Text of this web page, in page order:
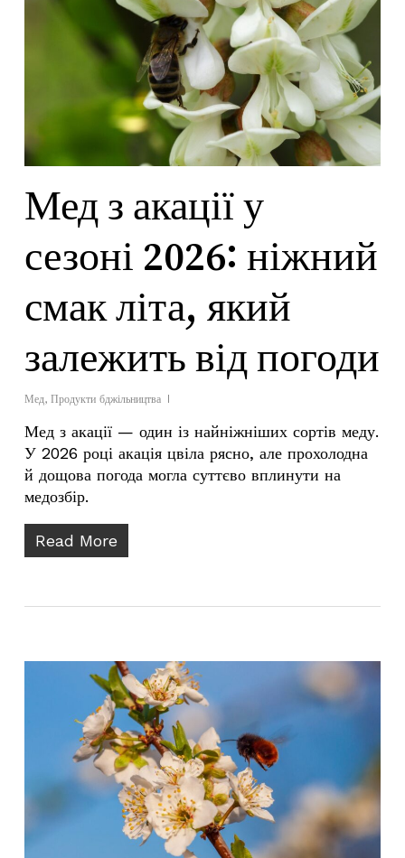
Мед з акації у
сезоні 2026: ніжний
смак літа, який
залежить від погоди
Мед, Продукти бджільництва
Мед з акації — один із найніжніших сортів меду.
У 2026 році акація цвіла рясно, але прохолодна
й дощова погода могла суттєво вплинути на
медозбір.
Read More